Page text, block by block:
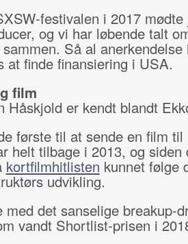
festivalen i 2017 mødte
og vi har løbende talt
Så al
at finde finansiering i USA.
film
Håskjold er kendt blandt
første til at sende en film til
helt tilbage i 2013, og siden
kortfilmhitlisten kunnet følge
udvikling.
med det sanselige breakup-
vandt Shortlist-prisen i